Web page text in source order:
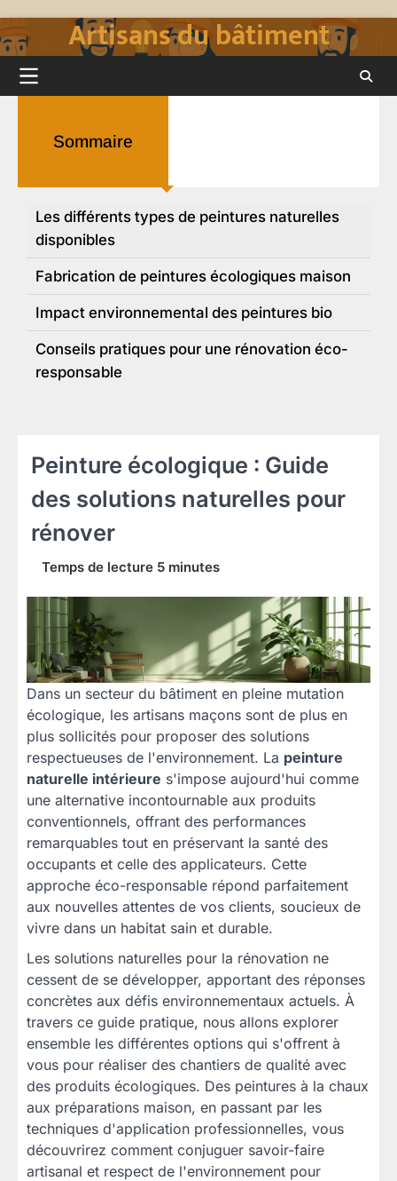
to
content
Artisans du bâtiment
Peinture écologique : Guide
des solutions naturelles pour
rénover
Dans un secteur du bâtiment en pleine mutation
écologique, les artisans maçons sont de plus en
plus sollicités pour proposer des solutions
respectueuses de l'environnement. La peinture
naturelle intérieure s'impose aujourd'hui comme
une alternative incontournable aux produits
conventionnels, offrant des performances
remarquables tout en préservant la santé des
occupants et celle des applicateurs. Cette
approche éco-responsable répond parfaitement
aux nouvelles attentes de vos clients, soucieux de
vivre dans un habitat sain et durable.
Les solutions naturelles pour la rénovation ne
cessent de se développer, apportant des réponses
concrètes aux défis environnementaux actuels. À
travers ce guide pratique, nous allons explorer
ensemble les différentes options qui s'offrent à
vous pour réaliser des chantiers de qualité avec
des produits écologiques. Des peintures à la chaux
aux préparations maison, en passant par les
techniques d'application professionnelles, vous
découvrirez comment conjuguer savoir-faire
artisanal et respect de l'environnement pour
Sommaire
Les différents types de peintures naturelles
disponibles
Fabrication de peintures écologiques maison
Impact environnemental des peintures bio
Conseils pratiques pour une rénovation éco-
responsable